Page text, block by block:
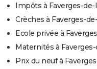
Impôts à Faverges-de-
Crèches à Faverges-
Ecole privée à
Maternités à
Prix du neuf à